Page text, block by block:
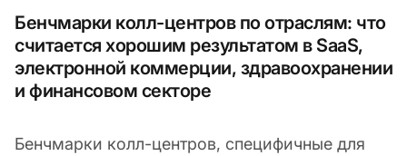
Бенчмарки колл-центров по отраслям: что
считается хорошим результатом в SaaS,
электронной коммерции, здравоохранении
и финансовом секторе
Бенчмарки колл-центров, специфичные для